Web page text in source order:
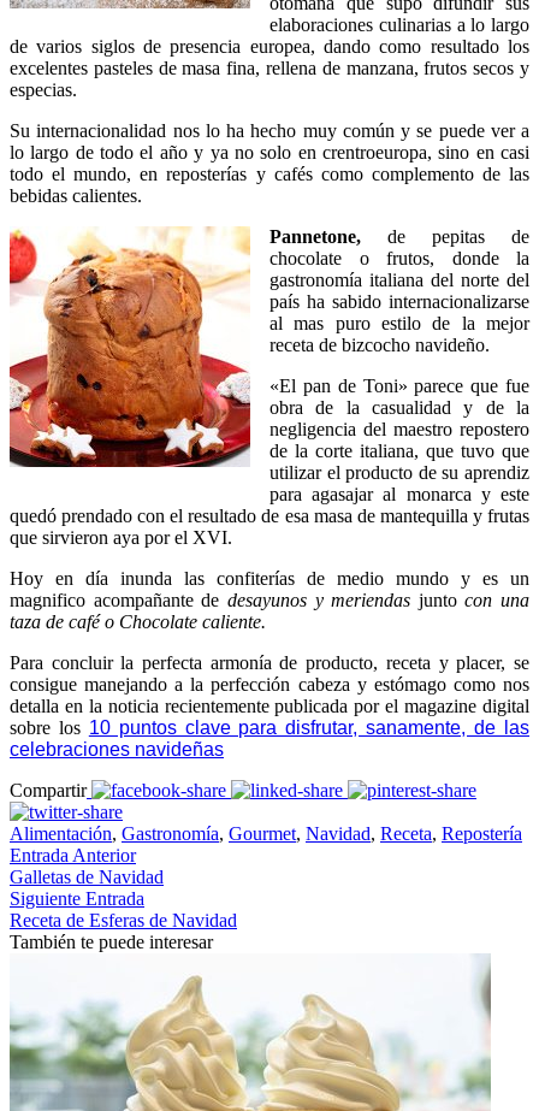
elaboraciones culinarias a lo largo
de varios siglos de presencia europea, dando como resultado los
excelentes pasteles de masa fina, rellena de manzana, frutos secos y
especias.
Su internacionalidad nos lo ha hecho muy común y se puede ver a
lo largo de todo el año y ya no solo en crentroeuropa, sino en casi
todo el mundo, en reposterías y cafés como complemento de las
bebidas calientes.
Pannetone, de pepitas de
chocolate o frutos, donde la
gastronomía italiana del norte del
país ha sabido internacionalizarse
al mas puro estilo de la mejor
receta de bizcocho navideño.
«El pan de Toni» parece que fue
obra de la casualidad y de la
negligencia del maestro repostero
de la corte italiana, que tuvo que
utilizar el producto de su aprendiz
para agasajar al monarca y este
quedó prendado con el resultado de esa masa de mantequilla y frutas
que sirvieron aya por el XVI.
Hoy en día inunda las confiterías de medio mundo y es un
magnifico acompañante de desayunos y meriendas juntocon una
taza de café o Chocolate caliente.
Para concluir la perfecta armonía de producto, receta y placer, se
consigue manejando a la perfección cabeza y estómago como nos
detalla en la noticia recientemente publicada por el magazine digital
sobre los 10 puntos clave para disfrutar, sanamente, de las
celebraciones navideñas
Compartir
Alimentación, Gastronomía, Gourmet, Navidad, Receta, Repostería
Entrada Anterior
Galletas de Navidad
Siguiente Entrada
Receta de Esferas de Navidad
También te puede interesar